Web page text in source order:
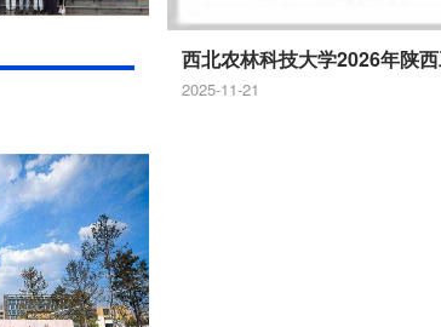
院 2024年工商管理硕士（MBA）研究生 招生简章
2025-11-21